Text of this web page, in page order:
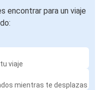
encontrar para un viaje
viaje
mientras te desplazas